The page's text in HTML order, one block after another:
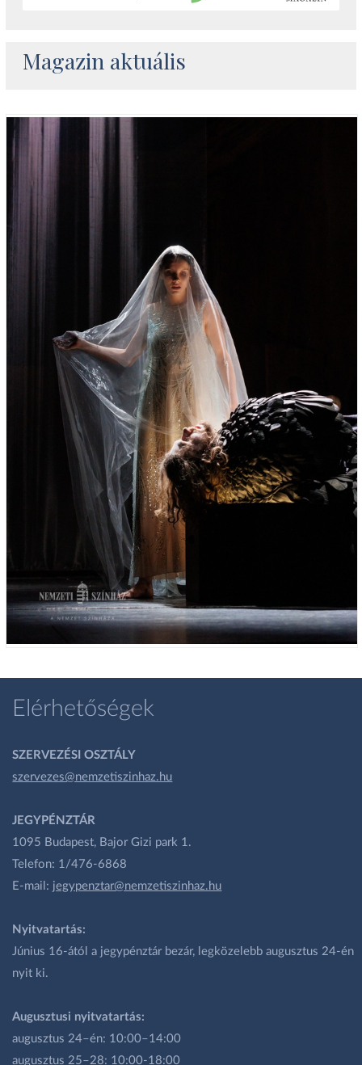
Magazin aktuális
Elérhetőségek
SZERVEZÉSI OSZTÁLY
szervezes@nemzetiszinhaz.hu
JEGYPÉNZTÁR
1095 Budapest, Bajor Gizi park 1.
Telefon: 1/476-6868
E-mail: jegypenztar@nemzetiszinhaz.hu
Nyitvatartás:
Június 16-ától a jegypénztár bezár, legközelebb augusztus 24-én
nyit ki.
Augusztusi nyitvatartás:
augusztus 24–én: 10:00–14:00
augusztus 25–28: 10:00-18:00